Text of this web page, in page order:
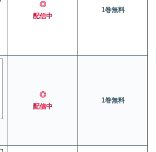
◎
配信中
1巻無料
◎
配信中
1巻無料